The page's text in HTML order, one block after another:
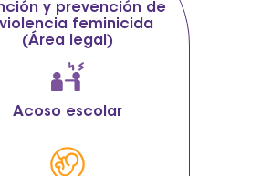
y prevención de
feminicida
(Área legal)
Acoso escolar